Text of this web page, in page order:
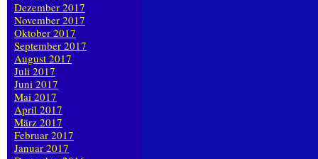
Dezember 2017
November 2017
Oktober 2017
September 2017
August 2017
Juli 2017
Juni 2017
Mai 2017
April 2017
März 2017
Februar 2017
Januar 2017